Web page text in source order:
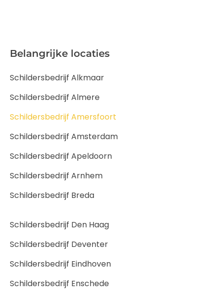
Belangrijke locaties
Schildersbedrijf Alkmaar
Schildersbedrijf Almere
Schildersbedrijf Amersfoort
Schildersbedrijf Amsterdam
Schildersbedrijf Apeldoorn
Schildersbedrijf Arnhem
Schildersbedrijf Breda
Schildersbedrijf Den Haag
Schildersbedrijf Deventer
Schildersbedrijf Eindhoven
Schildersbedrijf Enschede